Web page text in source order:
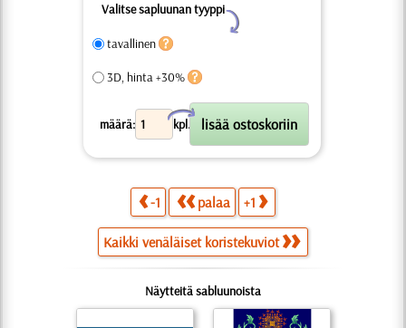
Valitse sapluunan tyyppi
Y
tavallinen
3D, hinta +30%
määrä: kpl.
X
-1 palaa +1
Kaikki venäläiset koristekuviot
Näytteitä sabluunoista